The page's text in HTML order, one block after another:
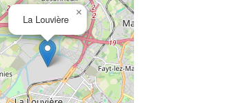
La Louvière
×